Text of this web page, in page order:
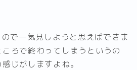
で一気見しようと思えばできま
ろで終わってしまうというの
じがしますよね。